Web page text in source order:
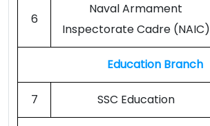
6
Naval Armament
Inspectorate Cadre (NAIC)
Education Branch
7 SSC Education